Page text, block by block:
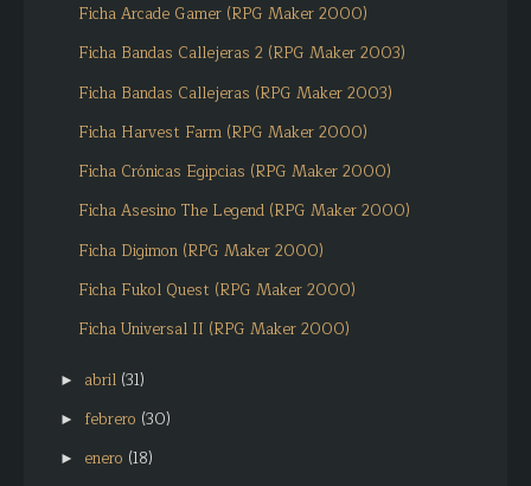
Ficha Arcade Gamer (RPG Maker 2000)
Ficha Bandas Callejeras 2 (RPG Maker 2003)
Ficha Bandas Callejeras (RPG Maker 2003)
Ficha Harvest Farm (RPG Maker 2000)
Ficha Crónicas Egipcias (RPG Maker 2000)
Ficha Asesino The Legend (RPG Maker 2000)
Ficha Digimon (RPG Maker 2000)
Ficha Fukol Quest (RPG Maker 2000)
Ficha Universal II (RPG Maker 2000)
► abril (31)
► febrero (30)
► enero (18)